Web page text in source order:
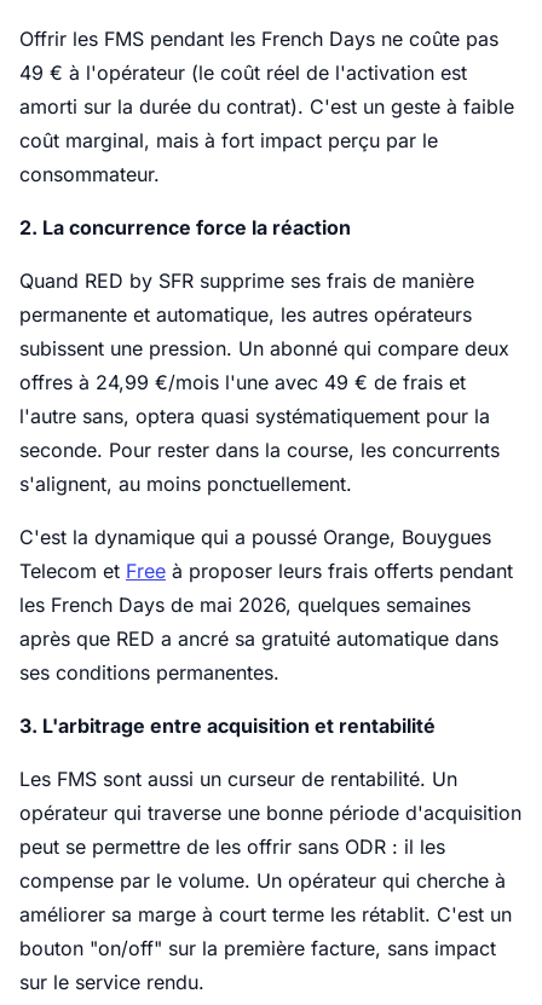
Offrir les FMS pendant les French Days ne coûte pas
49 € à l'opérateur (le coût réel de l'activation est
amorti sur la durée du contrat). C'est un geste à faible
coût marginal, mais à fort impact perçu par le
consommateur.
2. La concurrence force la réaction
Quand RED by SFR supprime ses frais de manière
permanente et automatique, les autres opérateurs
subissent une pression. Un abonné qui compare deux
offres à 24,99 €/mois l'une avec 49 € de frais et
l'autre sans, optera quasi systématiquement pour la
seconde. Pour rester dans la course, les concurrents
s'alignent, au moins ponctuellement.
C'est la dynamique qui a poussé Orange, Bouygues
Telecom et Free à proposer leurs frais offerts pendant
les French Days de mai 2026, quelques semaines
après que RED a ancré sa gratuité automatique dans
ses conditions permanentes.
3. L'arbitrage entre acquisition et rentabilité
Les FMS sont aussi un curseur de rentabilité. Un
opérateur qui traverse une bonne période d'acquisition
peut se permettre de les offrir sans ODR : il les
compense par le volume. Un opérateur qui cherche à
améliorer sa marge à court terme les rétablit. C'est un
bouton "on/off" sur la première facture, sans impact
sur le service rendu.